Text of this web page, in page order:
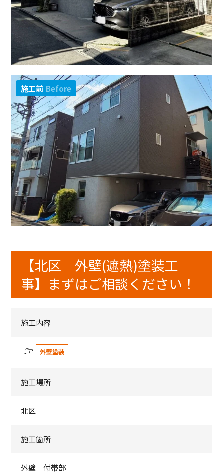
施工前 Before
【北区 外壁(遮熱)塗装工
事】まずはご相談ください！
施工内容
外壁塗装
施工場所
北区
施工箇所
外壁 付帯部